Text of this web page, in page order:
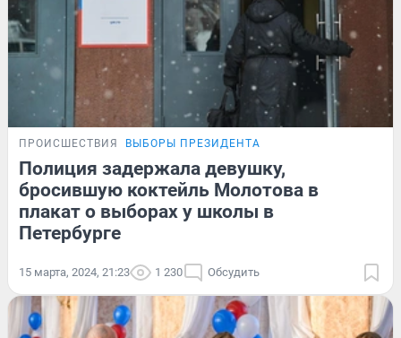
ПРОИСШЕСТВИЯ ВЫБОРЫ ПРЕЗИДЕНТА
Полиция задержала девушку,
бросившую коктейль Молотова в
плакат о выборах у школы в
Петербурге
15 марта, 2024, 21:23 1 230 Обсудить